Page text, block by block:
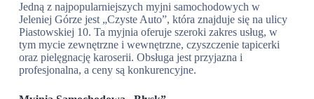
Jedną z najpopularniejszych myjni samochodowych w
Jeleniej Górze jest „Czyste Auto”, która znajduje się na ulicy
Piastowskiej 10. Ta myjnia oferuje szeroki zakres usług, w
tym mycie zewnętrzne i wewnętrzne, czyszczenie tapicerki
oraz pielęgnację karoserii. Obsługa jest przyjazna i
profesjonalna, a ceny są konkurencyjne.